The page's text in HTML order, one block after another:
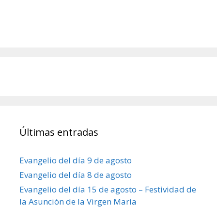
Últimas entradas
Evangelio del día 9 de agosto
Evangelio del día 8 de agosto
Evangelio del día 15 de agosto – Festividad de
la Asunción de la Virgen María